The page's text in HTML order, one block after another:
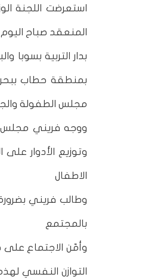
استعرضت اللجنة
المنعقد صباح
مجلس الطفولة
ووجه فريني مجلس
وتوزيع الأدوار
الاطفال
وطالب فريني
بالمجتمع
وأمّن الاجتماع على
التوازن النفسي